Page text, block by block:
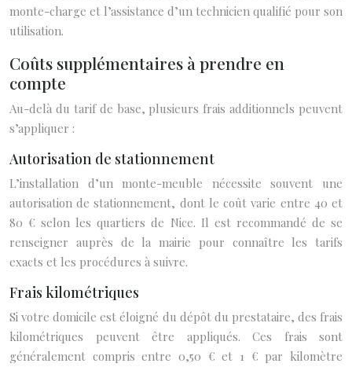
monte-charge et l’assistance d’un technicien qualifié pour son
utilisation.
Coûts supplémentaires à prendre en
compte
Au-delà du tarif de base, plusieurs frais additionnels peuvent
s’appliquer :
Autorisation de stationnement
L’installation d’un monte-meuble nécessite souvent une
autorisation de stationnement, dont le coût varie entre 40 et
80 € selon les quartiers de Nice. Il est recommandé de se
renseigner auprès de la mairie pour connaître les tarifs
exacts et les procédures à suivre.
Frais kilométriques
Si votre domicile est éloigné du dépôt du prestataire, des frais
kilométriques peuvent être appliqués. Ces frais sont
généralement compris entre 0,50 € et 1 € par kilomètre